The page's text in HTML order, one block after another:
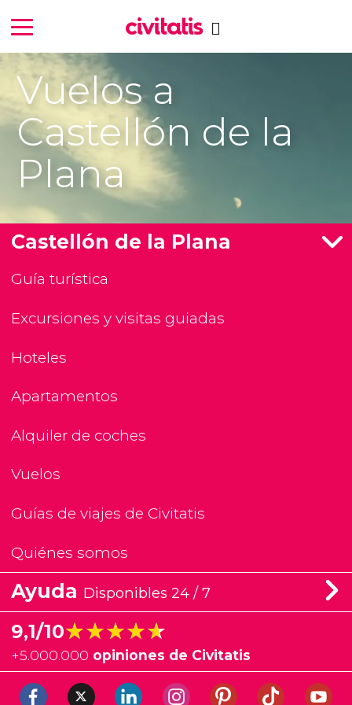
Vuelos a
Castellón de la
Plana
Castellón de la Plana
Guía turística
Excursiones y visitas guiadas
Hoteles
Apartamentos
Alquiler de coches
Vuelos
Guías de viajes de Civitatis
Quiénes somos
Ayuda Disponibles 24 / 7
9,1/10★★★★★
★★★★★
+5.000.000 opiniones de Civitatis